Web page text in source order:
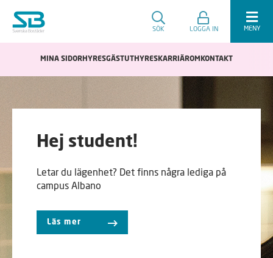
SÖK LOGGA IN MENY
MINA SIDORHYRESGÄSTUTHYRESKARRIÄROM KONTAKT
Hej student!
Letar du lägenhet? Det finns några lediga på
campus Albano
Läs mer